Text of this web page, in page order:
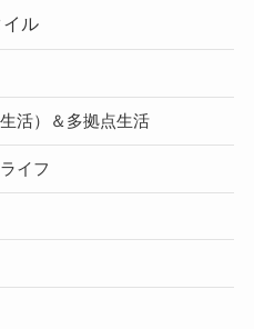
ル
活）＆多拠点生活
イフ